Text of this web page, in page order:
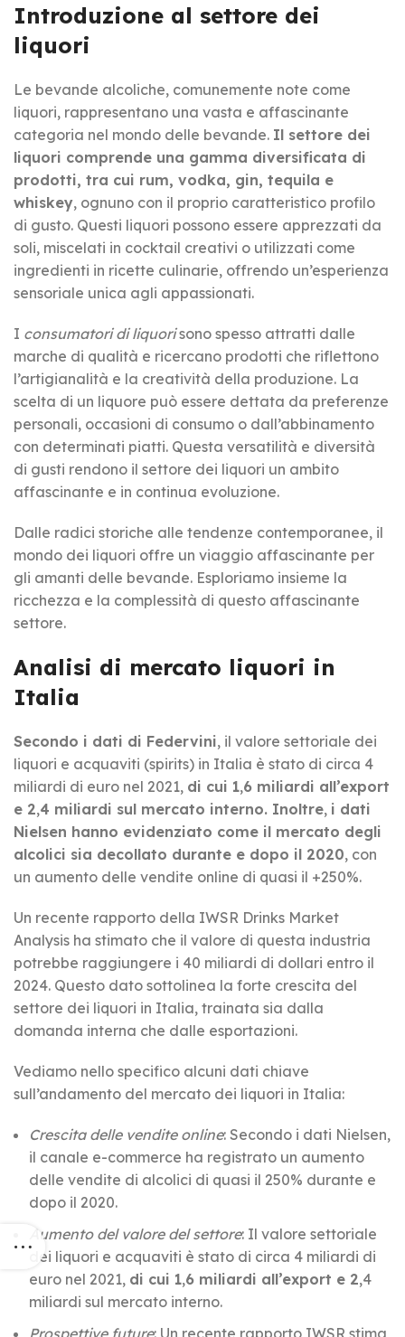
Introduzione al settore dei
liquori
Le bevande alcoliche, comunemente note come
liquori, rappresentano una vasta e affascinante
categoria nel mondo delle bevande. Il settore dei
liquori comprende una gamma diversificata di
prodotti, tra cui rum, vodka, gin, tequila e
whiskey, ognuno con il proprio caratteristico profilo
di gusto. Questi liquori possono essere apprezzati da
soli, miscelati in cocktail creativi o utilizzati come
ingredienti in ricette culinarie, offrendo un’esperienza
sensoriale unica agli appassionati.
I consumatori di liquorisono spesso attratti dalle
marche di qualità e ricercano prodotti che riflettono
l’artigianalità e la creatività della produzione. La
scelta di un liquore può essere dettata da preferenze
personali, occasioni di consumo o dall’abbinamento
con determinati piatti. Questa versatilità e diversità
di gusti rendono il settore dei liquori un ambito
affascinante e in continua evoluzione.
Dalle radici storiche alle tendenze contemporanee, il
mondo dei liquori offre un viaggio affascinante per
gli amanti delle bevande. Esploriamo insieme la
ricchezza e la complessità di questo affascinante
settore.
Analisi di mercato liquori in
Italia
Secondo i dati di Federvini, il valore settoriale dei
liquori e acquaviti (spirits) in Italia è stato di circa 4
miliardi di euro nel 2021, di cui 1,6 miliardi all’export
e 2,4 miliardi sul mercato interno. Inoltre, i dati
Nielsen hanno evidenziato come il mercato degli
alcolici sia decollato durante e dopo il 2020, con
un aumento delle vendite online di quasi il +250%.
Un recente rapporto della IWSR Drinks Market
Analysis ha stimato che il valore di questa industria
potrebbe raggiungere i 40 miliardi di dollari entro il
2024. Questo dato sottolinea la forte crescita del
settore dei liquori in Italia, trainata sia dalla
domanda interna che dalle esportazioni.
Vediamo nello specifico alcuni dati chiave
sull’andamento del mercato dei liquori in Italia:
Crescita delle vendite online: Secondo i dati Nielsen,
il canale e-commerce ha registrato un aumento
delle vendite di alcolici di quasi il 250% durante e
dopo il 2020.
Aumento del valore del settore: Il valore settoriale
dei liquori e acquaviti è stato di circa 4 miliardi di
euro nel 2021, di cui 1,6 miliardi all’export e 2,4
miliardi sul mercato interno.
Prospettive future: Un recente rapporto IWSR stima